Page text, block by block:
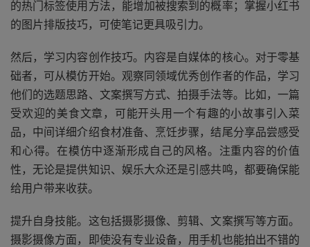
的热门标签使用方法，能增加被搜索到的概率；掌握小红书
的图片排版技巧，可使笔记更具吸引力。
然后，学习内容创作技巧。内容是自媒体的核心。对于零基
础者，可从模仿开始。观察同领域优秀创作者的作品，学习
他们的选题思路、文案撰写方式、拍摄手法等。比如，一篇
受欢迎的美食文章，可能开头用一个有趣的小故事引入菜
品，中间详细介绍食材准备、烹饪步骤，结尾分享品尝感受
和心得。在模仿中逐渐形成自己的风格。注重内容的价值
性，无论是提供知识、娱乐大众还是引感共鸣，都要确保能
给用户带来收获。
提升自身技能。这包括摄影摄像、剪辑、文案撰写等方面。
摄影摄像方面，即使没有专业设备，用手机也能拍出不错的